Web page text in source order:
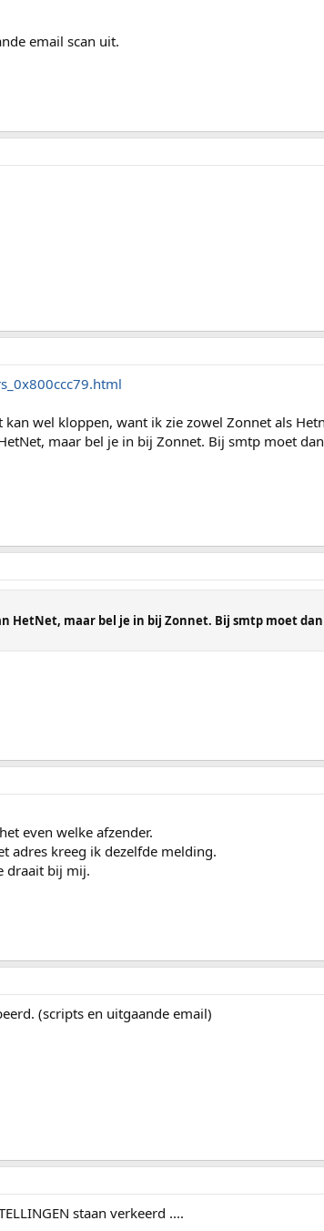
email scan uit.
wel kloppen, want ik zie zowel Zonnet als
maar bel je in bij Zonnet. Bij smtp moet
HetNet, maar bel je in bij Zonnet. Bij smtp moet dan
even welke afzender.
adres kreeg ik dezelfde melding.
draait bij mij.
(scripts en uitgaande email)
staan verkeerd ....